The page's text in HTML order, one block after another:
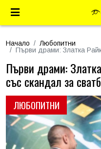
Начало
Любопитни
Първи драми: Златка
ЛЮБОПИТНИ
Първи драми:
със скандал за